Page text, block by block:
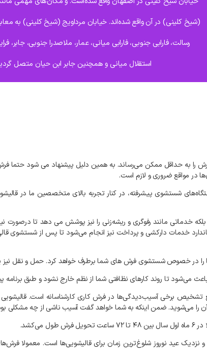
(شیخ کلینی) در آن واقع شده‌اند. خیابان مرداویج (شیخ کلینی) به
رسالت، فارابی جنوبی، فارابی میانی، عمار، ملاصدرا جنوبی، جابر،
استقلال میانی و همچنین جابر ابن حیان متصل
را به حداقل ممکن می‌رساند. به‌ همین دلیل پیشنهاد می‌ شود
در مواقع ضروری و لازم است.
شستشوی پیـشرفته، در کنار تجربه بالای متخصصین ما در
خدماتی مانند رفوگری و ریشه‌زنی را نیز پوشش می‌ دهد تا درصورت
خدمات دارکشی و پرداخت نیز انجام می‌شود تا پس از شستشوی
را در خصوص شستشوی فرش‌ های شما برطرف خواهد کرد. حمل و نقل
می‌شود تا روند کارهای نظافتی شما از نظم خارج نشود و طبق برنامه
برخی آسیب‌دیدگی‌ها در فرش کاری کارشناسانه است. قالیشویی
را می‌شوید. ضمن اینکه به شما خواهد گفت آسیب ناشی از چه مشکلی